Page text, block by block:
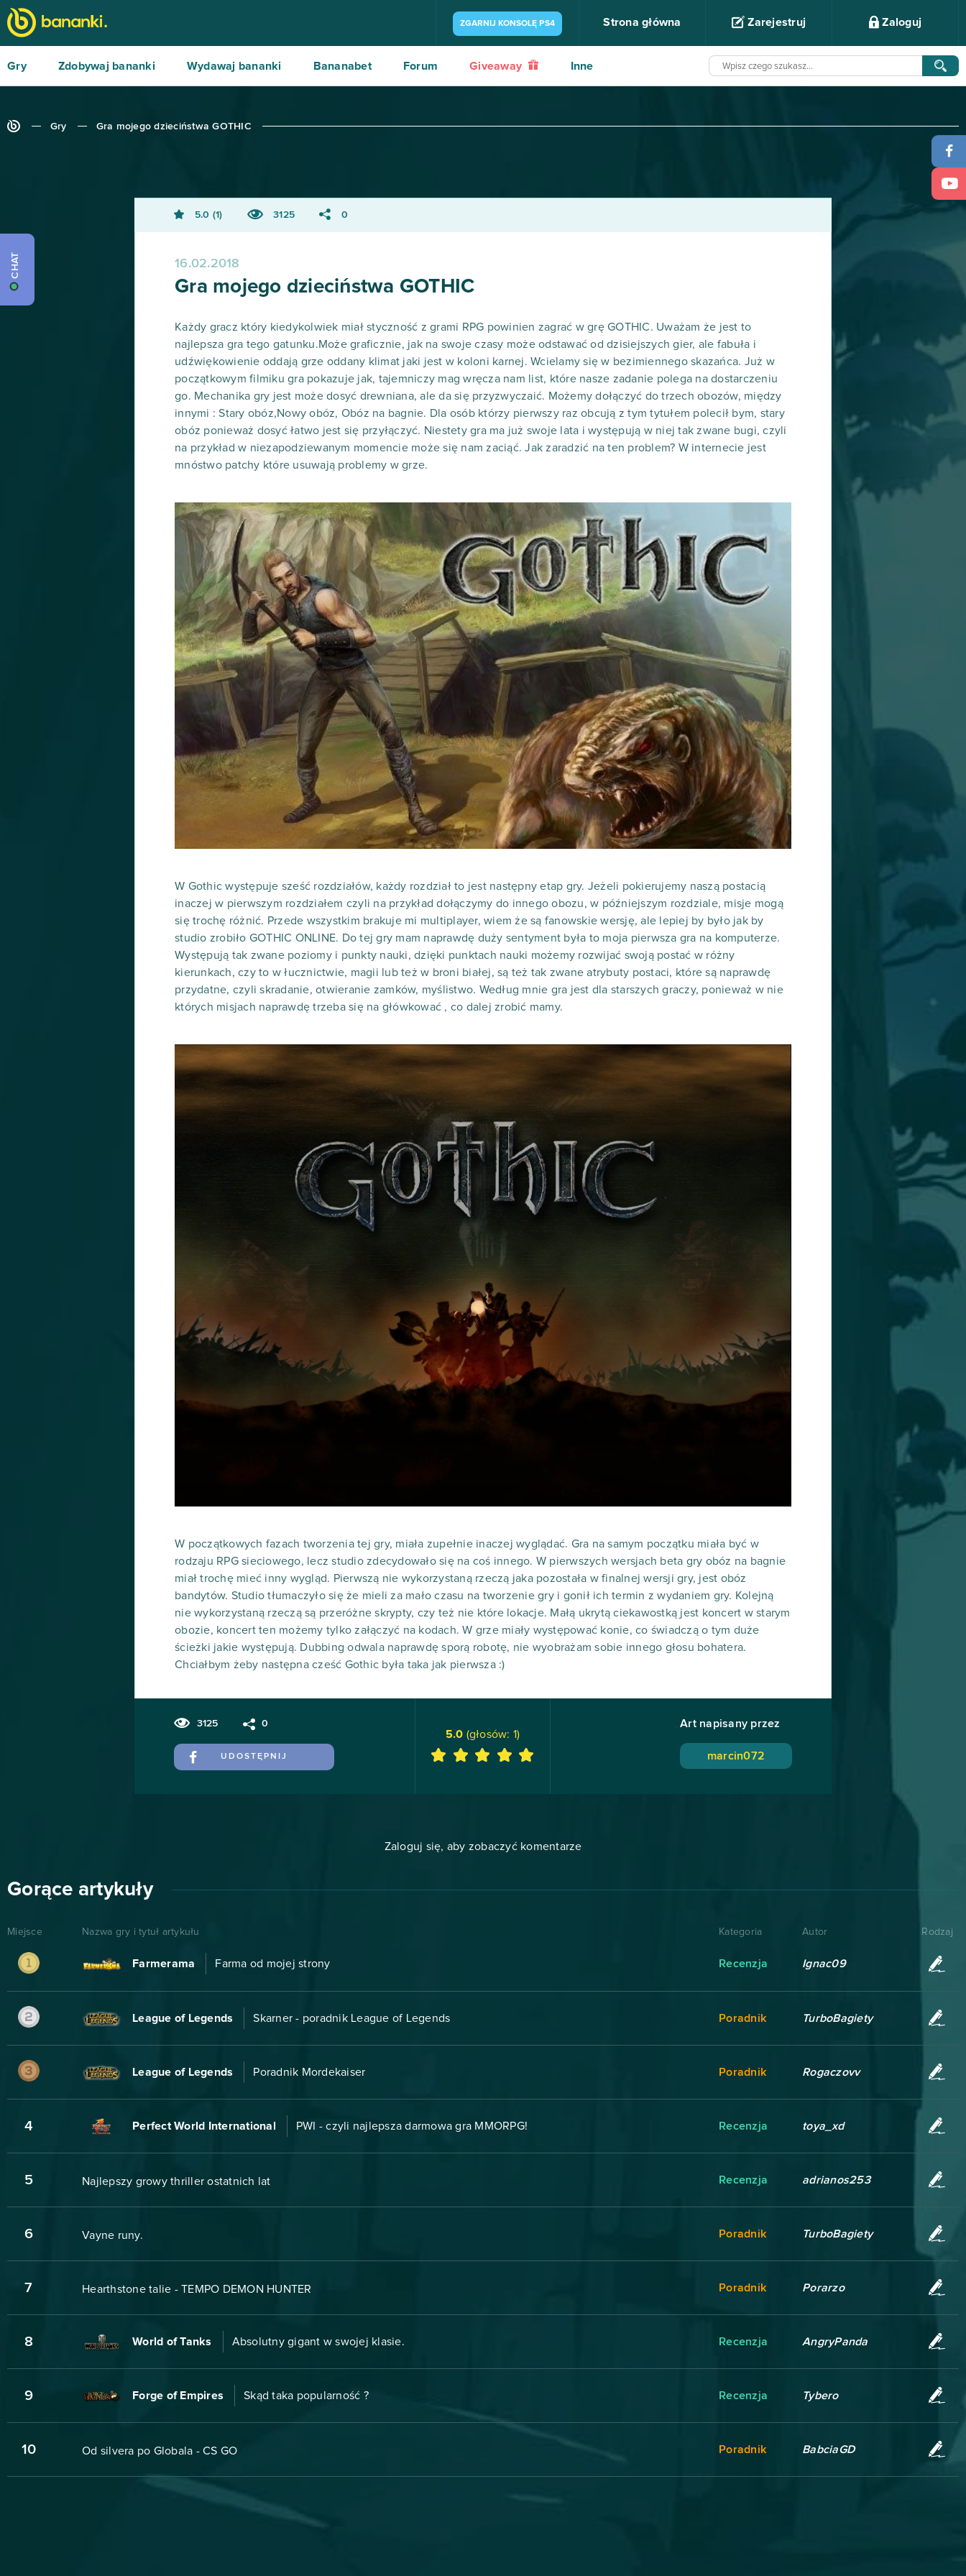
ZGARNIJ KONSOLĘ PS4 Strona główna Zarejestruj Zaloguj
Gry Zdobywaj bananki Wydawaj bananki Bananabet Forum Giveaway Inne
Gry Gra mojego dzieciństwa GOTHIC
5.0 1 3125 0
16.02.2018
Gra mojego dzieciństwa GOTHIC
Każdy gracz który kiedykolwiek miał styczność z grami RPG powinien zagrać w grę GOTHIC. Uważam że jest to
najlepsza gra tego gatunku.Może graficznie, jak na swoje czasy może odstawać od dzisiejszych gier, ale fabuła i
udźwiękowienie oddają grze oddany klimat jaki jest w koloni karnej. Wcielamy się w bezimiennego skazańca. Już w
początkowym filmiku gra pokazuje jak, tajemniczy mag wręcza nam list, które nasze zadanie polega na dostarczeniu
go. Mechanika gry jest może dosyć drewniana, ale da się przyzwyczaić. Możemy dołączyć do trzech obozów, między
innymi : Stary obóz,Nowy obóz, Obóz na bagnie. Dla osób którzy pierwszy raz obcują z tym tytułem polecił bym, stary
obóz ponieważ dosyć łatwo jest się przyłączyć. Niestety gra ma już swoje lata i występują w niej tak zwane bugi, czyli
na przykład w niezapodziewanym momencie może się nam zaciąć. Jak zaradzić na ten problem? W internecie jest
mnóstwo patchy które usuwają problemy w grze.
W Gothic występuje sześć rozdziałów, każdy rozdział to jest następny etap gry. Jeżeli pokierujemy naszą postacią
inaczej w pierwszym rozdziałem czyli na przykład dołączymy do innego obozu, w późniejszym rozdziale, misje mogą
się trochę różnić. Przede wszystkim brakuje mi multiplayer, wiem że są fanowskie wersję, ale lepiej by było jak by
studio zrobiło GOTHIC ONLINE. Do tej gry mam naprawdę duży sentyment była to moja pierwsza gra na komputerze.
Występują tak zwane poziomy i punkty nauki, dzięki punktach nauki możemy rozwijać swoją postać w różny
kierunkach, czy to w łucznictwie, magii lub też w broni białej, są też tak zwane atrybuty postaci, które są naprawdę
przydatne, czyli skradanie, otwieranie zamków, myślistwo. Według mnie gra jest dla starszych graczy, ponieważ w nie
których misjach naprawdę trzeba się na główkować , co dalej zrobić mamy.
W początkowych fazach tworzenia tej gry, miała zupełnie inaczej wyglądać. Gra na samym początku miała być w
rodzaju RPG sieciowego, lecz studio zdecydowało się na coś innego. W pierwszych wersjach beta gry obóz na bagnie
miał trochę mieć inny wygląd. Pierwszą nie wykorzystaną rzeczą jaka pozostała w finalnej wersji gry, jest obóz
bandytów. Studio tłumaczyło się że mieli za mało czasu na tworzenie gry i gonił ich termin z wydaniem gry. Kolejną
nie wykorzystaną rzeczą są przeróżne skrypty, czy też nie które lokacje. Małą ukrytą ciekawostką jest koncert w starym
obozie, koncert ten możemy tylko załączyć na kodach. W grze miały występować konie, co świadczą o tym duże
ścieżki jakie występują. Dubbing odwala naprawdę sporą robotę, nie wyobrażam sobie innego głosu bohatera.
Chciałbym żeby następna cześć Gothic była taka jak pierwsza :)
3125 0
UDOSTĘPNIJ
5.0 (głosów: 1)
Art napisany przez
marcin072
Zaloguj się, aby zobaczyć komentarze
Gorące artykuły
Miejsce Nazwa gry i tytuł artykułu Kategoria Autor Rodzaj
Farmerama Farma od mojej strony Recenzja Ignac09
League of Legends Skarner - poradnik League of Legends Poradnik TurboBagiety
League of Legends Poradnik Mordekaiser Poradnik Rogaczovv
4 Perfect World International PWI - czyli najlepsza darmowa gra MMORPG! Recenzja toya_xd
5 Najlepszy growy thriller ostatnich lat Recenzja adrianos253
6 Vayne runy. Poradnik TurboBagiety
7 Hearthstone talie - TEMPO DEMON HUNTER Poradnik Porarzo
8 World of Tanks Absolutny gigant w swojej klasie. Recenzja AngryPanda
9 Forge of Empires Skąd taka popularność ? Recenzja Tybero
10 Od silvera po Globala - CS GO Poradnik BabciaGD
CHAT